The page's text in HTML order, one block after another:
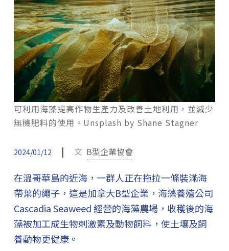
可利用海藻提高作物生產力及改善土地利用，並減少
無機肥料的使用。Unsplash by Shane Stagner
2024/01/12 | 文 B型企業協會
在溫哥華島的近海，一群人正在拖拉一條裝滿海
帶葉的繩子，這是加拿大B型企業，海藻養殖公司
Cascadia Seaweed 經營的海藻農場，收穫後的海
藻被加工成生物刺激素及動物飼料，使土壤及飼
養動物更健康。